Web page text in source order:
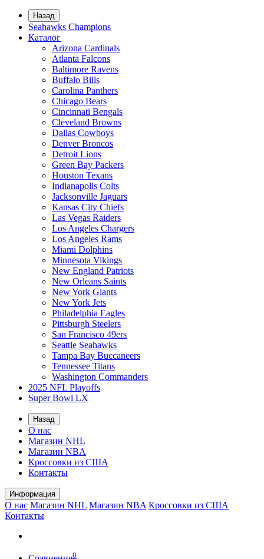
Назад
Seahawks Champions
Каталог
Arizona Cardinals
Atlanta Falcons
Baltimore Ravens
Buffalo Bills
Carolina Panthers
Chicago Bears
Cincinnati Bengals
Cleveland Browns
Dallas Cowboys
Denver Broncos
Detroit Lions
Green Bay Packers
Houston Texans
Indianapolis Colts
Jacksonville Jaguars
Kansas City Chiefs
Las Vegas Raiders
Los Angeles Chargers
Los Angeles Rams
Miami Dolphins
Minnesota Vikings
New England Patriots
New Orleans Saints
New York Giants
New York Jets
Philadelphia Eagles
Pittsburgh Steelers
San Francisco 49ers
Seattle Seahawks
Tampa Bay Buccaneers
Tennessee Titans
Washington Commanders
2025 NFL Playoffs
Super Bowl LX
Назад
О нас
Магазин NHL
Магазин NBA
Кроссовки из США
Контакты
Информация
О нас Магазин NHL Магазин NBA Кроссовки из США
Контакты
0